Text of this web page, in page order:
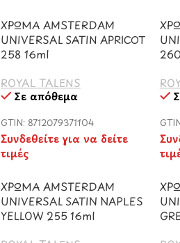
ΧΡΩΜΑ AMSTERDAM
UNIVERSAL SATIN APRICOT
258 16ml
ROYAL TALENS
Σε απόθεμα
GTIN: 8712079371104
Συνδεθείτε για να δείτε
τιμές
ΧΡΩΜΑ AMSTERDAM
UNIVERSAL SATIN NAPLES
YELLOW 255 16ml